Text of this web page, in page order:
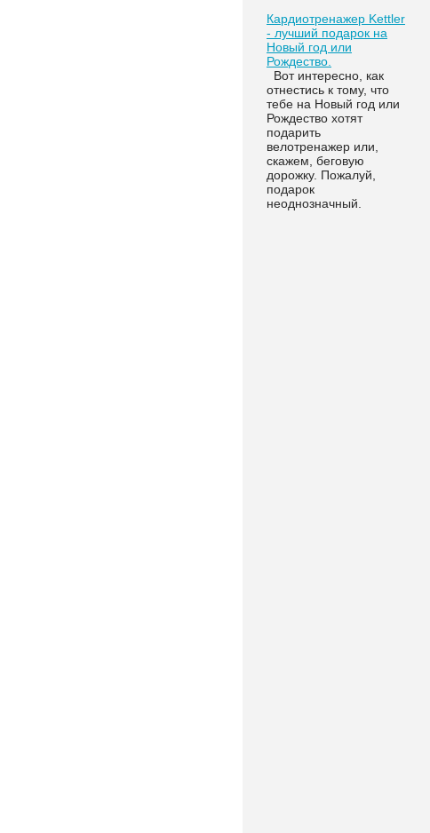
Кардиотренажер Kettler
- лучший подарок на
Новый год или
Рождество.
Вот интересно, как
отнестись к тому, что
тебе на Новый год или
Рождество хотят
подарить
велотренажер или,
скажем, беговую
дорожку. Пожалуй,
подарок
неоднозначный.